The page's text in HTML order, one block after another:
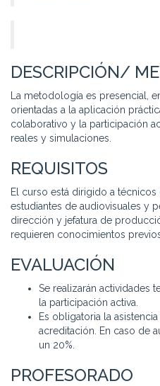
DESCRIPCIÓN/
La metodología es presencial,
orientadas a la aplicación
colaborativo y la participación
reales y simulaciones.
REQUISITOS
El curso está dirigido a técnicos
estudiantes de audiovisuales y
dirección y jefatura de
requieren conocimientos
EVALUACIÓN
Se realizarán actividades
la participación activa.
Es obligatoria la
acreditación. En caso de
un 20%.
PROFESORADO